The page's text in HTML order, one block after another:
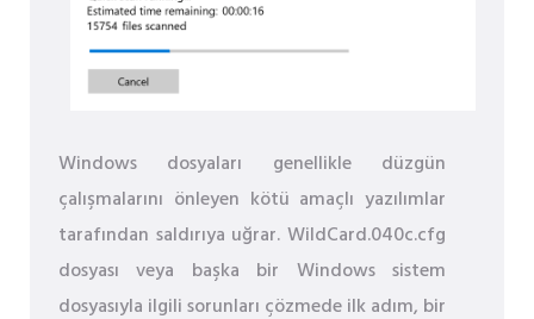
Windows dosyaları genellikle düzgün
çalışmalarını önleyen kötü amaçlı yazılımlar
tarafından saldırıya uğrar. WildCard.040c.cfg
dosyası veya başka bir Windows sistem
dosyasıyla ilgili sorunları çözmede ilk adım, bir